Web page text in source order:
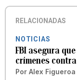
RELACIONADAS
NOTICIAS
FBI asegura
crímenes
Por Alex